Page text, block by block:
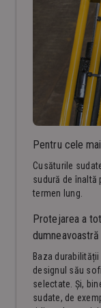
Pentru cele
Cusăturile
sudură de înaltă
termen lung.
Protejarea a
dumneavoastră
Baza
designul său
selectate. Și,
sudate, de